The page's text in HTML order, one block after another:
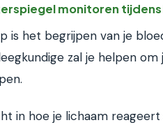
monitoren
is het begrijpen van je
zal je helpen
in hoe je lichaam